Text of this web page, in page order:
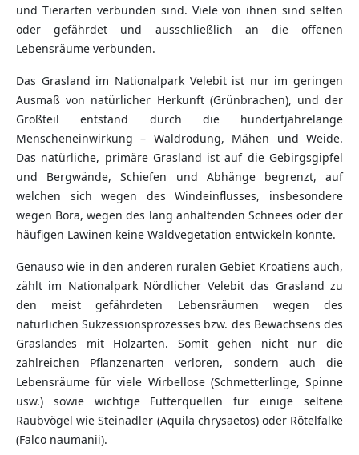
und Tierarten verbunden sind. Viele von ihnen sind selten
oder gefährdet und ausschließlich an die offenen
Lebensräume verbunden.
Das Grasland im Nationalpark Velebit ist nur im geringen
Ausmaß von natürlicher Herkunft (Grünbrachen), und der
Großteil entstand durch die hundertjahrelange
Menscheneinwirkung – Waldrodung, Mähen und Weide.
Das natürliche, primäre Grasland ist auf die Gebirgsgipfel
und Bergwände, Schiefen und Abhänge begrenzt, auf
welchen sich wegen des Windeinflusses, insbesondere
wegen Bora, wegen des lang anhaltenden Schnees oder der
häufigen Lawinen keine Waldvegetation entwickeln konnte.
Genauso wie in den anderen ruralen Gebiet Kroatiens auch,
zählt im Nationalpark Nördlicher Velebit das Grasland zu
den meist gefährdeten Lebensräumen wegen des
natürlichen Sukzessionsprozesses bzw. des Bewachsens des
Graslandes mit Holzarten. Somit gehen nicht nur die
zahlreichen Pflanzenarten verloren, sondern auch die
Lebensräume für viele Wirbellose (Schmetterlinge, Spinne
usw.) sowie wichtige Futterquellen für einige seltene
Raubvögel wie Steinadler (Aquila chrysaetos) oder Rötelfalke
(Falco naumanii).